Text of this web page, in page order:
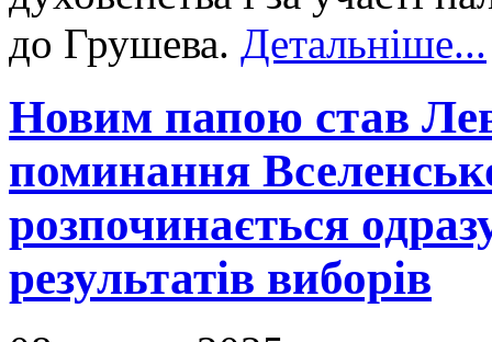
до Грушева. Детальніше...
Новим папою став
поминання
розпочинається
результатів виборів